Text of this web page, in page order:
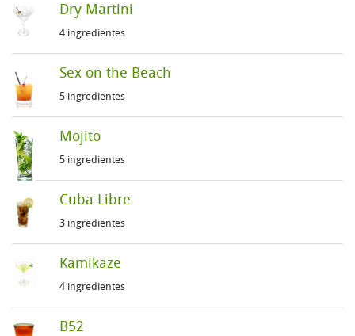
Dry Martini
4 ingredientes
Sex on the Beach
5 ingredientes
Mojito
5 ingredientes
Cuba Libre
3 ingredientes
Kamikaze
4 ingredientes
B52